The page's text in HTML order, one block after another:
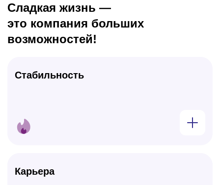
Сладкая жизнь —
это компания больших
возможностей!
Стабильность
Карьера